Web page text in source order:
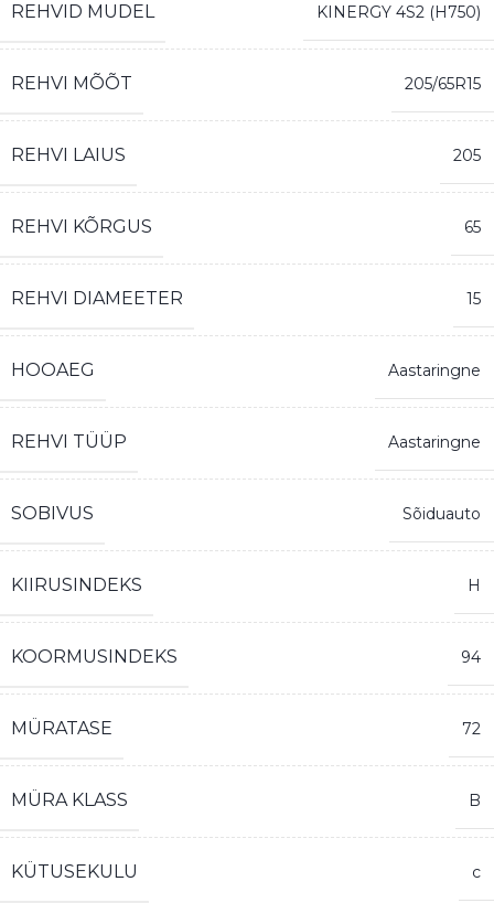
REHVID MUDEL KINERGY 4S2 (H750)
REHVI MÕÕT 205/65R15
REHVI LAIUS 205
REHVI KÕRGUS 65
REHVI DIAMEETER 15
HOOAEG Aastaringne
REHVI TÜÜP Aastaringne
SOBIVUS Sõiduauto
KIIRUSINDEKS H
KOORMUSINDEKS 94
MÜRATASE 72
MÜRA KLASS B
KÜTUSEKULU c